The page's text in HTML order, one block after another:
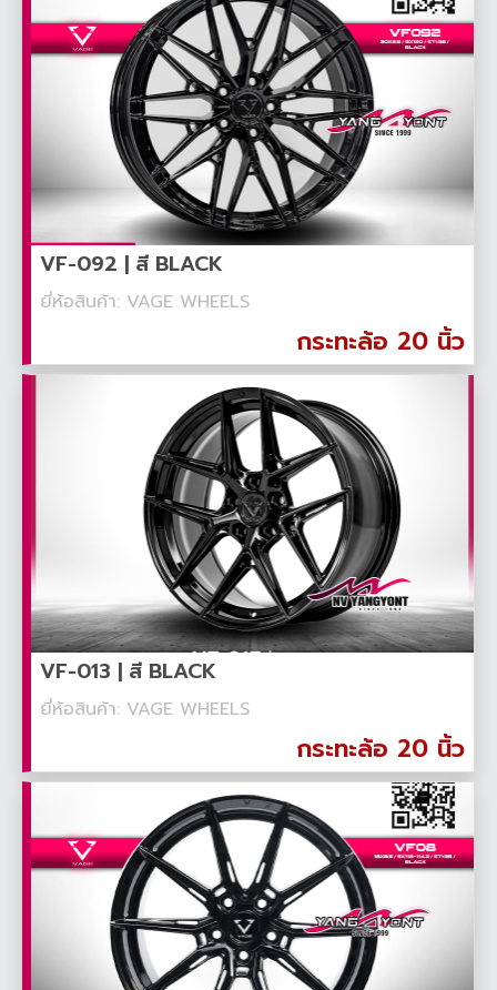
VF-092 | สี BLACK
ยี่ห้อสินค้า: VAGE WHEELS
กระทะล้อ 20 นิ้ว
VF-013 | สี BLACK
ยี่ห้อสินค้า: VAGE WHEELS
กระทะล้อ 20 นิ้ว